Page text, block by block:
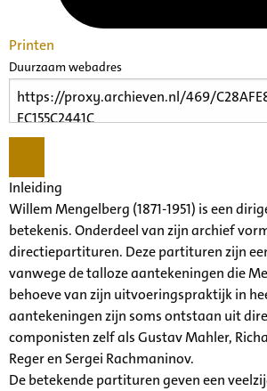
Printen
Duurzaam webadres
Inleiding
Willem Mengelberg (1871-1951) is een
betekenis. Onderdeel van zijn archief
directiepartituren. Deze partituren zijn
vanwege de talloze aantekeningen die
behoeve van zijn uitvoeringspraktijk in
aantekeningen zijn soms ontstaan uit
componisten zelf als Gustav Mahler,
Reger en Sergei Rachmaninov.
De betekende partituren geven een